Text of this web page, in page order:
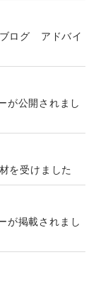
ログ アドバイ
が公開されまし
を受けました
が掲載されまし